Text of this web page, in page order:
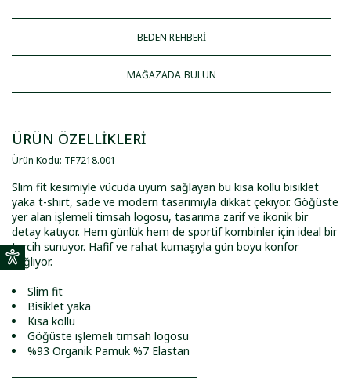
BEDEN REHBERİ
MAĞAZADA BULUN
ÜRÜN ÖZELLİKLERİ
Ürün Kodu: TF7218.001
Slim fit kesimiyle vücuda uyum sağlayan bu kısa kollu bisiklet
yaka t-shirt, sade ve modern tasarımıyla dikkat çekiyor. Göğüste
yer alan işlemeli timsah logosu, tasarıma zarif ve ikonik bir
detay katıyor. Hem günlük hem de sportif kombinler için ideal bir
tercih sunuyor. Hafif ve rahat kumaşıyla gün boyu konfor
sağlıyor.
Slim fit
Bisiklet yaka
Kısa kollu
Göğüste işlemeli timsah logosu
%93 Organik Pamuk %7 Elastan